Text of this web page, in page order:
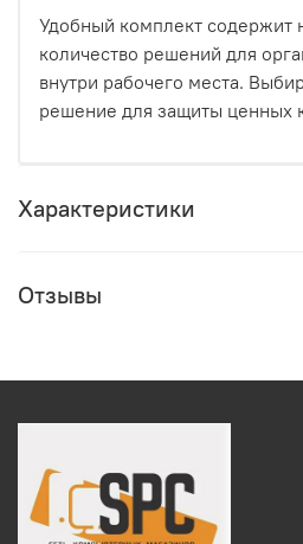
Удобный комплект содержит
количество решений для
внутри рабочего места.
решение для защиты ценных
Характеристики
Отзывы